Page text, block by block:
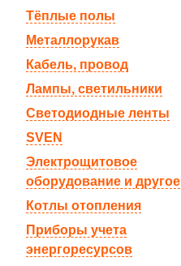
Тёплые полы
Металлорукав
Кабель, провод
Лампы, светильники
Светодиодные ленты
SVEN
Электрощитовое
оборудование и другое
Котлы отопления
Приборы учета
энергоресурсов